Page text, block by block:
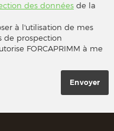
des donnéesde la
à l'utilisation de mes
de prospection
FORCAPRIMM à me